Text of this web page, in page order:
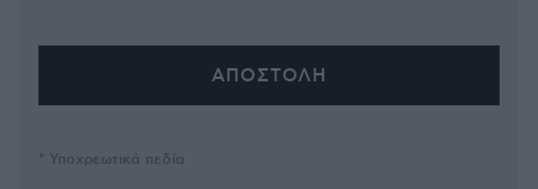
* Υποχρεωτικά πεδία